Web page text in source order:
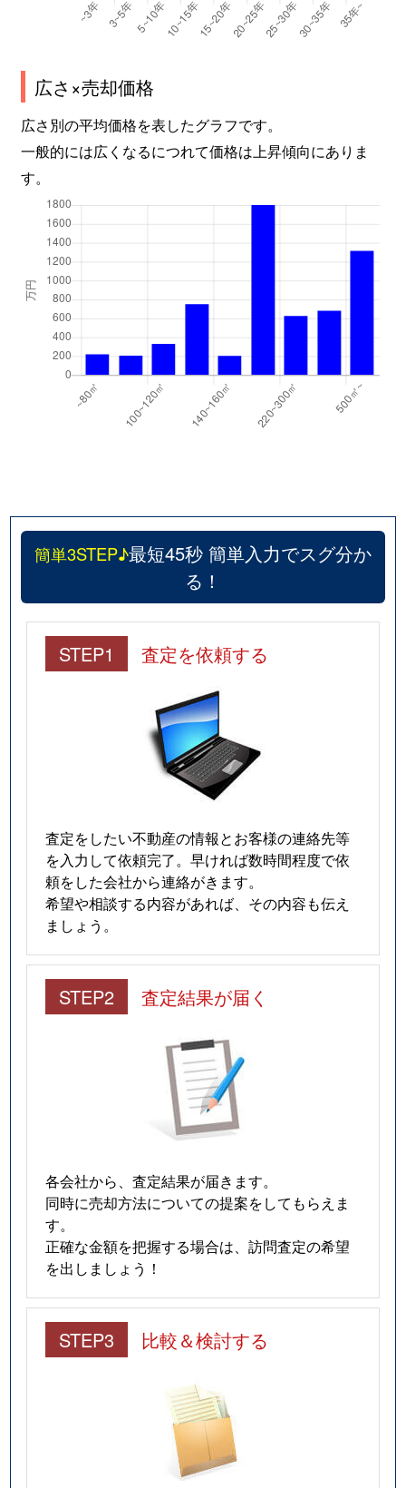
広さ×売却価格
広さ別の平均価格を表したグラフです。
一般的には広くなるにつれて価格は上昇傾向にありま
す。
簡単3STEP♪最短45秒 簡単入力でスグ分か
る！
STEP1 査定を依頼する
査定をしたい不動産の情報とお客様の連絡先等
を入力して依頼完了。早ければ数時間程度で依
頼をした会社から連絡がきます。
希望や相談する内容があれば、その内容も伝え
ましょう。
STEP2 査定結果が届く
各会社から、査定結果が届きます。
同時に売却方法についての提案をしてもらえま
す。
正確な金額を把握する場合は、訪問査定の希望
を出しましょう！
STEP3 比較＆検討する